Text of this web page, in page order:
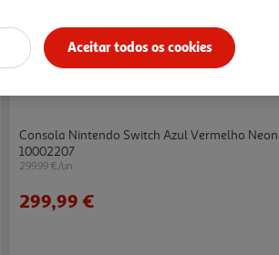
Consola Nintendo Switch Azul Vermelho Neon
10002207
299.99 €/un
299,99 €
Aceitar todos os cookies